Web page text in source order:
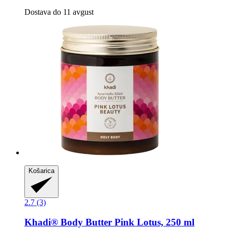
Dostava do 11 avgust
Košarica
2.7 (3)
Khadi® Body Butter Pink Lotus, 250 ml